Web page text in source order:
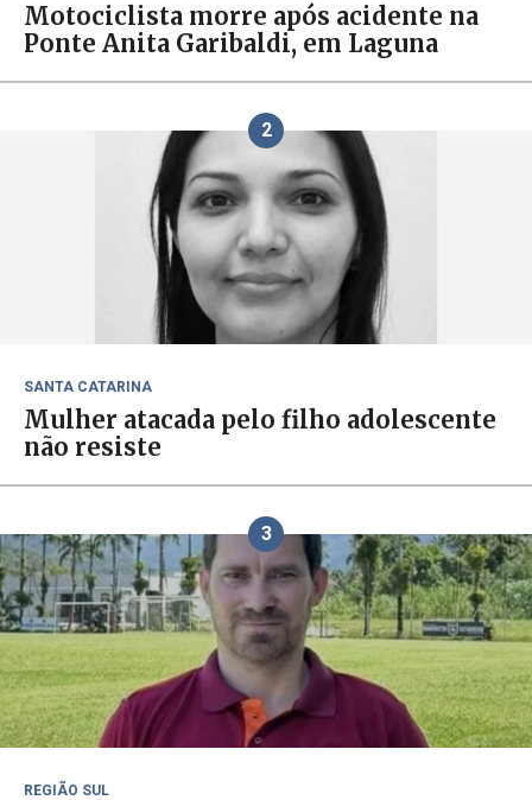
Motociclista morre após acidente na
Ponte Anita Garibaldi, em Laguna
2
SANTA CATARINA
Mulher atacada pelo filho adolescente
não resiste
3
REGIÃO SUL